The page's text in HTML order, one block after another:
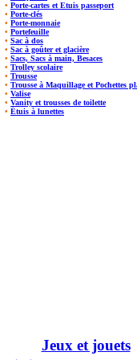
• Porte-cartes et Etuis passeport
• Porte-clés
• Porte-monnaie
• Portefeuille
• Sac à dos
• Sac à goûter et glacière
• Sacs, Sacs à main, Besaces
• Trolley scolaire
• Trousse
• Trousse à Maquillage et Pochettes
• Valise
• Vanity et trousses de toilette
• Étuis à lunettes
Jeux et jouets